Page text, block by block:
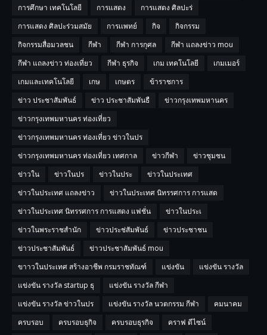
การศึกษา เทคโนโลยี
การแสดง
การแสดง ศิลปะร่
การแสดง ศิลปะร่วมสมัย
การเเพทย์ กิจ
กิจกรรม
กิจกรรมสื่อมวลชน
กีฬา กีฬา การกุศล
กีฬา แถลงข่าว mou
กีฬา แถลงข่าว ท่องเที่ยว
กีฬา ธุรกิจ เกม เทคโนโลยี
เกมเมอร์
เกมและเทคโนโลยี
เกษ เกษตร
ข้าราชการ
ข่าว ประชาสัมพันธ์
ข่าว ประชาสัมพันธื
ข่าวกรุงเทพมหานคร
ข่าวกรุงเทพมหานคร ท่องเที่ยว
ข่าวกรุงเทพมหานคร ท่องเที่ยว ข่าวในปร
ข่าวกรุงเทพมหานคร ท่องเที่ยว เทศกาล
ข่าวกีฬา
ข่าวชุมชน
ข่าวใน
ข่าวในปร ข่าวในประ
ข่าวในประเทศ
ข่าวในประเทศ แถลงข่าว
ข่าวในประเทศ นิทรรศการ การแสด
ข่าวในประเทศ นิทรรศการ การแสดง แฟชั่น
ข่าวในประเ
ข่าวในพระราชสำนัก
ข่าวประช่สัมพันธ์
ข่าวประชาชน
ข่าวประชาสัมพันธ์
ข่าวประชาสัมพันธ์ mou
ขาาวในประเทศ สร้างอาชีพ กรมราชทัณฑ์
แข่งขัน
แข่งขัน รางวัล
แข่งขัน รางวัล startup ธุ
แข่งขัน รางวัล กีฬา
แข่งขัน รางวัล ข่าวในปร
แข่งขัน รางวัล นวตกรรม กีฬา
คมนาคม
ครบรอบ
ครบรอบธุกิจ ครบรอบธุรกิจ
คราฟ ดีไซน์